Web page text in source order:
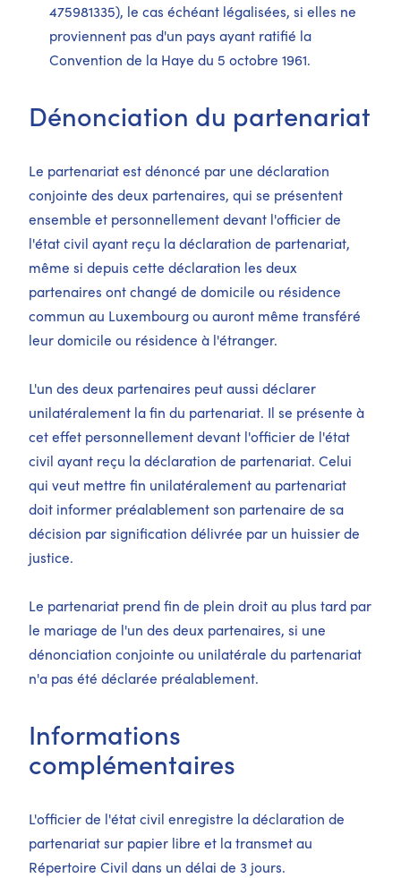
475981335), le cas échéant légalisées, si elles ne
proviennent pas d'un pays ayant ratifié la
Convention de la Haye du 5 octobre 1961.
Dénonciation du partenariat
Le partenariat est dénoncé par une déclaration
conjointe des deux partenaires, qui se présentent
ensemble et personnellement devant l'officier de
l'état civil ayant reçu la déclaration de partenariat,
même si depuis cette déclaration les deux
partenaires ont changé de domicile ou résidence
commun au Luxembourg ou auront même transféré
leur domicile ou résidence à l'étranger.
L'un des deux partenaires peut aussi déclarer
unilatéralement la fin du partenariat. Il se présente à
cet effet personnellement devant l'officier de l'état
civil ayant reçu la déclaration de partenariat. Celui
qui veut mettre fin unilatéralement au partenariat
doit informer préalablement son partenaire de sa
décision par signification délivrée par un huissier de
justice.
Le partenariat prend fin de plein droit au plus tard par
le mariage de l'un des deux partenaires, si une
dénonciation conjointe ou unilatérale du partenariat
n'a pas été déclarée préalablement.
Informations
complémentaires
L'officier de l'état civil enregistre la déclaration de
partenariat sur papier libre et la transmet au
Répertoire Civil dans un délai de 3 jours.